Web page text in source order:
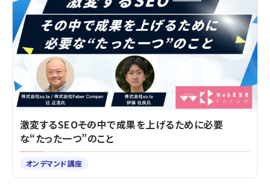
激変するSEO――その中で成果を上げるために必要
な“たった一つ”のこと
オンデマンド講座